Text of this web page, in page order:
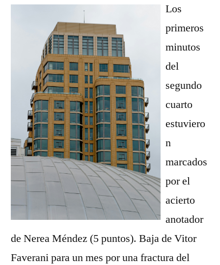
Los
primeros
minutos
del
segundo
cuarto
estuviero
n
marcados
por el
acierto
anotador
de Nerea Méndez (5 puntos). Baja de Vitor
Faverani para un mes por una fractura del